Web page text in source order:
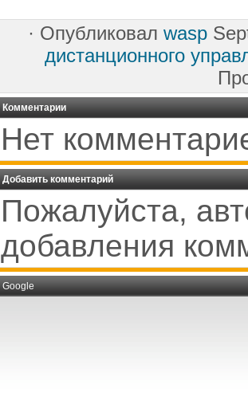
· Опубликовал wasp
дистанционного
Комментарии
Нет
Добавить комментарий
Пожалуйста,
добавления
Google